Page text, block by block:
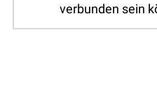
verbunden sein